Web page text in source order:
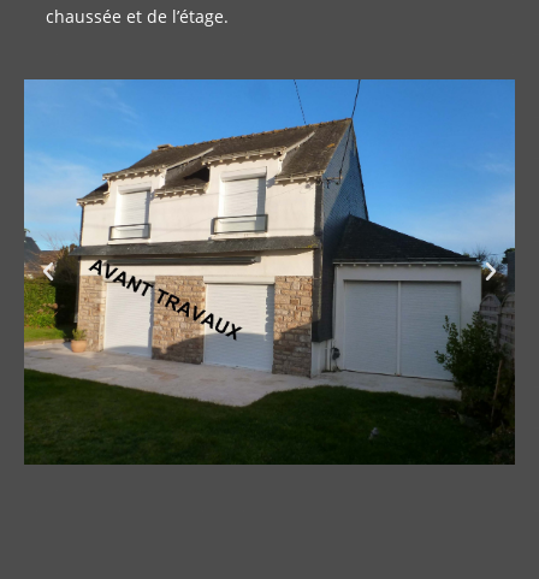
chaussée et de l’étage.